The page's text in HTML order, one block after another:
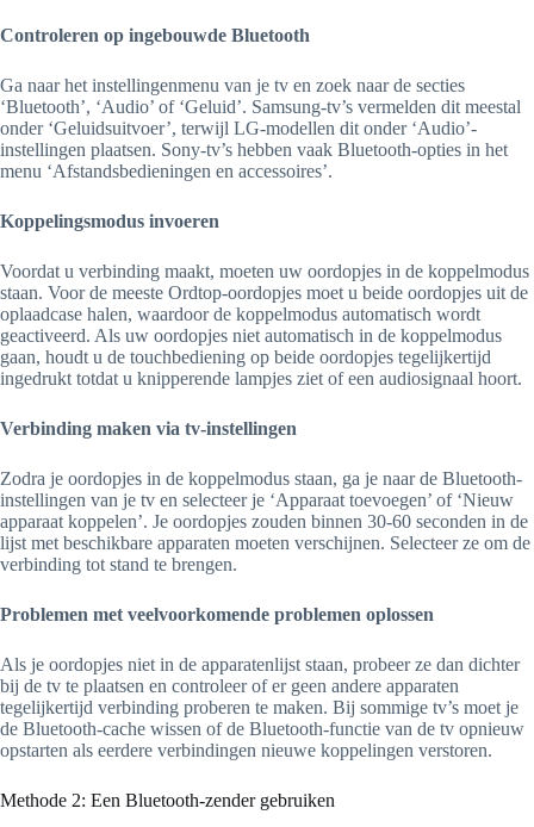
Controleren op ingebouwde Bluetooth
Ga naar het instellingenmenu van je tv en zoek naar de secties
‘Bluetooth’, ‘Audio’ of ‘Geluid’. Samsung-tv’s vermelden dit meestal
onder ‘Geluidsuitvoer’, terwijl LG-modellen dit onder ‘Audio’-
instellingen plaatsen. Sony-tv’s hebben vaak Bluetooth-opties in het
menu ‘Afstandsbedieningen en accessoires’.
Koppelingsmodus invoeren
Voordat u verbinding maakt, moeten uw oordopjes in de koppelmodus
staan. Voor de meeste Ordtop-oordopjes moet u beide oordopjes uit de
oplaadcase halen, waardoor de koppelmodus automatisch wordt
geactiveerd. Als uw oordopjes niet automatisch in de koppelmodus
gaan, houdt u de touchbediening op beide oordopjes tegelijkertijd
ingedrukt totdat u knipperende lampjes ziet of een audiosignaal hoort.
Verbinding maken via tv-instellingen
Zodra je oordopjes in de koppelmodus staan, ga je naar de Bluetooth-
instellingen van je tv en selecteer je ‘Apparaat toevoegen’ of ‘Nieuw
apparaat koppelen’. Je oordopjes zouden binnen 30-60 seconden in de
lijst met beschikbare apparaten moeten verschijnen. Selecteer ze om de
verbinding tot stand te brengen.
Problemen met veelvoorkomende problemen oplossen
Als je oordopjes niet in de apparatenlijst staan, probeer ze dan dichter
bij de tv te plaatsen en controleer of er geen andere apparaten
tegelijkertijd verbinding proberen te maken. Bij sommige tv’s moet je
de Bluetooth-cache wissen of de Bluetooth-functie van de tv opnieuw
opstarten als eerdere verbindingen nieuwe koppelingen verstoren.
Methode 2: Een Bluetooth-zender gebruiken